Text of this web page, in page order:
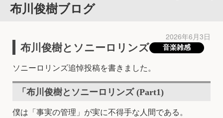
布川俊樹ブログ
2026年6月3日
布川俊樹とソニーロリンズ 音楽雑感
ソニーロリンズ追悼投稿を書きました。
「布川俊樹とソニーロリンズ (Part1)
僕は「事実の管理」が実に不得手な人間である。